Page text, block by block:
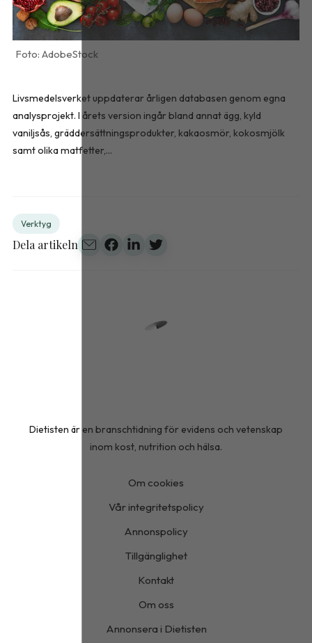
AdobeStock
Livsmedelsverket uppdaterar årligen databasen genom egna
analysprojekt. I årets version ingår bland annat ägg, kyld
vaniljsås, gräddersättningsprodukter, kakaosmör, kokosmjölk
samt olika matfetter,...
Verktyg
Dela artikeln
Dietisten är en branschtidning för evidens och vetenskap
inom kost, nutrition och hälsa.
Om cookies
Vår integritetspolicy
Annonspolicy
Tillgänglighet
Kontakt
Om oss
Annonsera i Dietisten